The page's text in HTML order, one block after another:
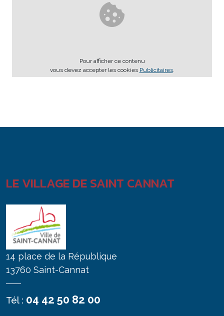
Pour afficher ce contenu
vous devez accepter les cookies Publicitaires.
LE VILLAGE DE SAINT CANNAT
14 place de la République
13760 Saint-Cannat
Tél : 04 42 50 82 00